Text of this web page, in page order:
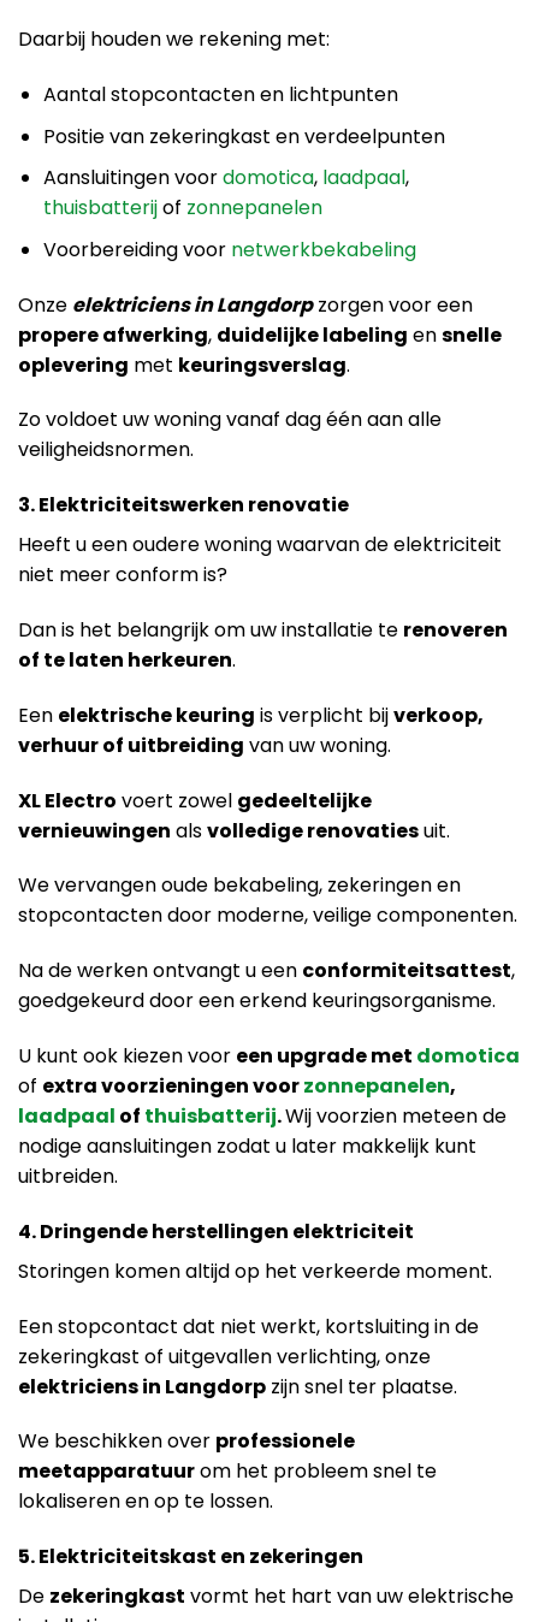
Daarbij houden we rekening met:
Aantal stopcontacten en lichtpunten
Positie van zekeringkast en verdeelpunten
Aansluitingen voordomotica, laadpaal,
thuisbatterijof zonnepanelen
Voorbereiding voor netwerkbekabeling
Onze elektriciens in Langdorpzorgen voor een
propere afwerking, duidelijke labeling ensnelle
oplevering met keuringsverslag.
Zo voldoet uw woning vanaf dag één aan alle
veiligheidsnormen.
3. Elektriciteitswerken renovatie
Heeft u een oudere woning waarvan de elektriciteit
niet meer conform is?
Dan is het belangrijk om uw installatie te renoveren
of te laten herkeuren.
Een elektrische keuring is verplicht bijverkoop,
verhuur of uitbreiding van uw woning.
XL Electro voert zowel gedeeltelijke
vernieuwingen alsvolledige renovatiesuit.
We vervangen oude bekabeling, zekeringen en
stopcontacten door moderne, veilige componenten.
Na de werken ontvangt u een conformiteitsattest,
goedgekeurd door een erkend keuringsorganisme.
U kunt ook kiezen voor een upgrade met domotica
of extra voorzieningen voorzonnepanelen,
laadpaal of thuisbatterij.Wij voorzien meteen de
nodige aansluitingen zodat u later makkelijk kunt
uitbreiden.
4. Dringende herstellingen elektriciteit
Storingen komen altijd op het verkeerde moment.
Een stopcontact dat niet werkt, kortsluiting in de
zekeringkast of uitgevallen verlichting, onze
elektriciens in Langdorp zijn snel ter plaatse.
We beschikken over professionele
meetapparatuurom het probleem snel te
lokaliseren en op te lossen.
5. Elektriciteitskast en zekeringen
De zekeringkast vormt het hart van uw elektrische